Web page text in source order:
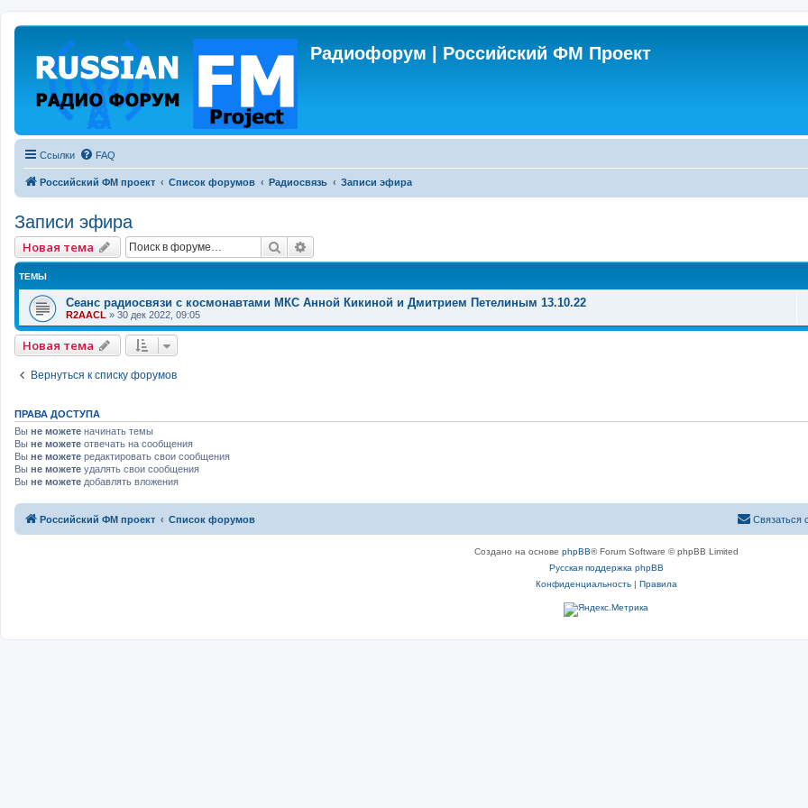
Радиофорум | Российский ФМ Проект
Ссылки FAQ
Российский ФМ проект Список форумов Радиосвязь Записи эфира
Записи эфира
Новая тема Поиск
ТЕМЫ
Сеанс радиосвязи с космонавтами МКС Анной Кикиной и Дмитрием Петелиным 13.10.22
R2AACL » 30 дек 2022, 09:05
Новая тема
Вернуться к списку форумов
ПРАВА ДОСТУПА
Вы не можете начинать темы
Вы не можете отвечать на сообщения
Вы не можете редактировать свои сообщения
Вы не можете удалять свои сообщения
Вы не можете добавлять вложения
Российский ФМ проект Список форумов Связаться
Создано на основе phpBB® Forum Software © phpBB Limited
Русская поддержка phpBB
Конфиденциальность| Правила